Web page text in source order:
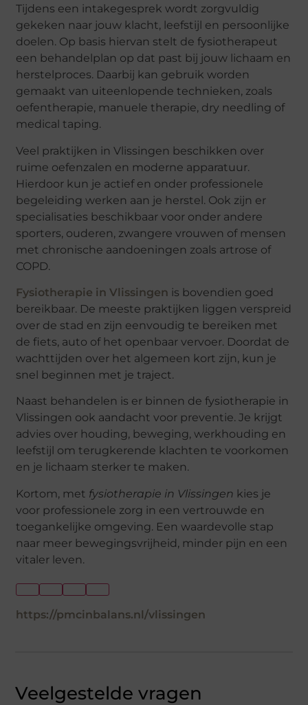
Tijdens een intakegesprek wordt zorgvuldig
gekeken naar jouw klacht, leefstijl en persoonlijke
doelen. Op basis hiervan stelt de fysiotherapeut
een behandelplan op dat past bij jouw lichaam en
herstelproces. Daarbij kan gebruik worden
gemaakt van uiteenlopende technieken, zoals
oefentherapie, manuele therapie, dry needling of
medical taping.
Veel praktijken in Vlissingen beschikken over
ruime oefenzalen en moderne apparatuur.
Hierdoor kun je actief en onder professionele
begeleiding werken aan je herstel. Ook zijn er
specialisaties beschikbaar voor onder andere
sporters, ouderen, zwangere vrouwen of mensen
met chronische aandoeningen zoals artrose of
COPD.
Fysiotherapie in Vlissingen is bovendien goed
bereikbaar. De meeste praktijken liggen verspreid
over de stad en zijn eenvoudig te bereiken met
de fiets, auto of het openbaar vervoer. Doordat de
wachttijden over het algemeen kort zijn, kun je
snel beginnen met je traject.
Naast behandelen is er binnen de fysiotherapie in
Vlissingen ook aandacht voor preventie. Je krijgt
advies over houding, beweging, werkhouding en
leefstijl om terugkerende klachten te voorkomen
en je lichaam sterker te maken.
Kortom, met fysiotherapie in Vlissingen kies je
voor professionele zorg in een vertrouwde en
toegankelijke omgeving. Een waardevolle stap
naar meer bewegingsvrijheid, minder pijn en een
vitaler leven.
https://pmcinbalans.nl/vlissingen
Veelgestelde vragen